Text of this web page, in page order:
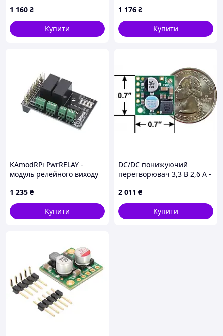
Waveshare 29533
1 160 ₴
Купити
DIY акустики
1 176 ₴
Купити
KAmodRPi PwrRELAY -
модуль релейного виходу
Pi 4B/3B+/3/2/+
1 235 ₴
Купити
DC/DC понижуючий
перетворювач 3,3 В 2,6 А -
2 011 ₴
Купити